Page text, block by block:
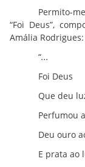
Permito-
“Foi Deus”,
Amália Rodrigues:
“...
Foi Deus
Que deu
Perfumou
Deu ouro
E prata ao